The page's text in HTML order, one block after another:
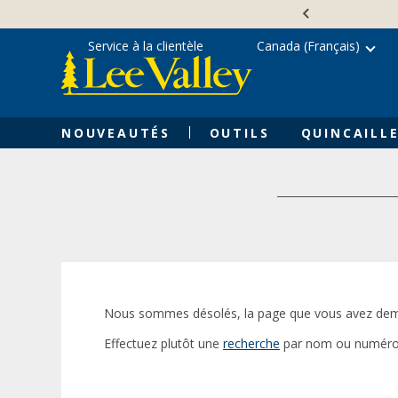
content
NOUVEAUTÉS OUTILS
Service à la clientèle Canada (Français)
Nous sommes désolés, la page que vous avez
Effectuez plutôt une recherche par nom ou